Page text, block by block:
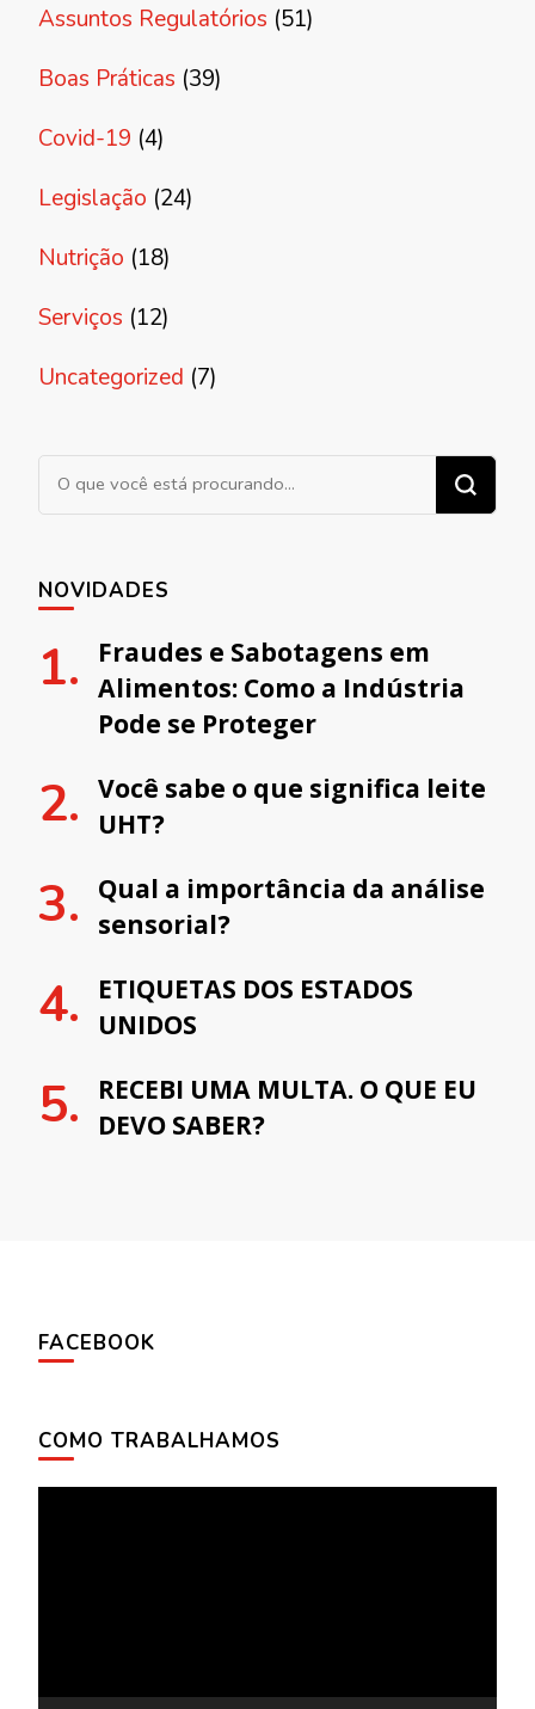
Assuntos Regulatórios (51)
Boas Práticas (39)
Covid-19 (4)
Legislação (24)
Nutrição (18)
Serviços (12)
Uncategorized (7)
Procurando algo?
NOVIDADES
Fraudes e Sabotagens em
Alimentos: Como a Indústria
Pode se Proteger
Você sabe o que significa leite
UHT?
Qual a importância da análise
sensorial?
ETIQUETAS DOS ESTADOS
UNIDOS
RECEBI UMA MULTA. O QUE EU
DEVO SABER?
FACEBOOK
COMO TRABALHAMOS